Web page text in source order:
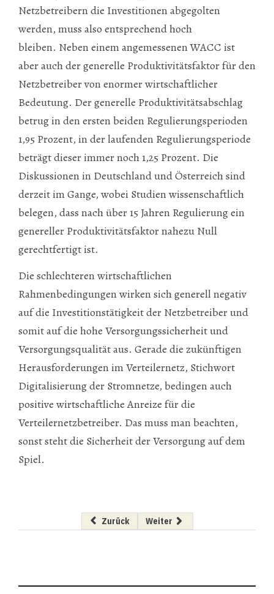
Netzbetreibern die Investitionen abgegolten
werden, muss also entsprechend hoch
bleiben. Neben einem angemessenen WACC ist
aber auch der generelle Produktivitätsfaktor für den
Netzbetreiber von enormer wirtschaftlicher
Bedeutung. Der generelle Produktivitätsabschlag
betrug in den ers­ten beiden Regulierungsperioden
1,95 Prozent, in der laufenden Regulierungsperiode
beträgt dieser immer noch 1,25 Prozent. Die
Diskussionen in Deutschland und Österreich sind
derzeit im Gange, wobei Studien wissenschaftlich
belegen, dass nach über 15 Jahren Regulierung ein
genereller Produktivitätsfaktor nahezu Null
gerechtfertigt ist.
Die schlechteren wirtschaftlichen
Rahmenbedingungen wirken sich generell negativ
auf die Investitionstätigkeit der Netzbetreiber und
somit auf die hohe Versorgungssicherheit und
Versorgungsqualität aus. Gerade die zukünftigen
Herausforderungen im Verteilernetz, Stichwort
Digitalisierung der Stromnetze, bedingen auch
positive wirtschaftliche Anreize für die
Verteilernetzbetreiber. Das muss man beachten,
sonst steht die Sicherheit der Versorgung auf dem
Spiel.
Vorheriger Beitrag: "Wir müssen die
Zurück Nächster Beitrag: Frisches
Weiter